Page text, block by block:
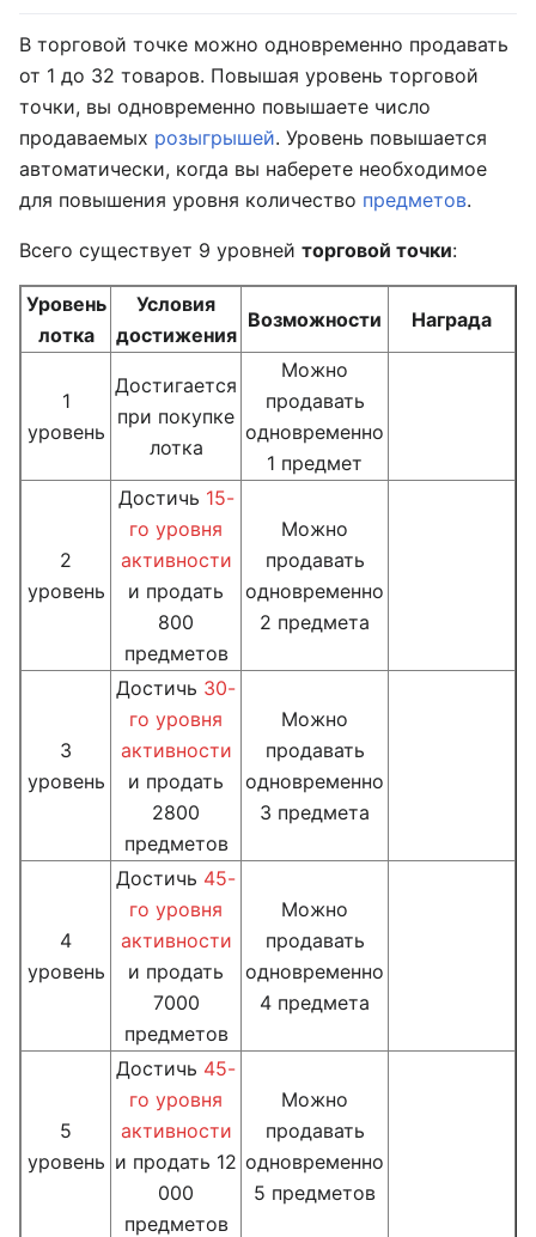
В торговой точке можно одновременно продавать
от 1 до 32 товаров. Повышая уровень торговой
точки, вы одновременно повышаете число
продаваемых розыгрышей. Уровень повышается
автоматически, когда вы наберете необходимое
для повышения уровня количество предметов.
Всего существует 9 уровней торговой точки:
Уровень
лотка
Условия
достижения
Возможности Награда
1
уровень
Достигается
при покупке
лотка
Можно
продавать
одновременно
1 предмет
2
уровень
Достичь 15-
го уровня
активности
и продать
800
предметов
Можно
продавать
одновременно
2 предмета
3
уровень
Достичь 30-
го уровня
активности
и продать
2800
предметов
Можно
продавать
одновременно
3 предмета
4
уровень
Достичь 45-
го уровня
активности
и продать
7000
предметов
Можно
продавать
одновременно
4 предмета
5
уровень
Достичь 45-
го уровня
активности
и продать 12
000
предметов
Можно
продавать
одновременно
5 предметов